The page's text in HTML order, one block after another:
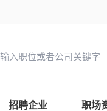
招聘企业 职场